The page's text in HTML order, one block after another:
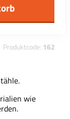
Produktcode: 162
wie